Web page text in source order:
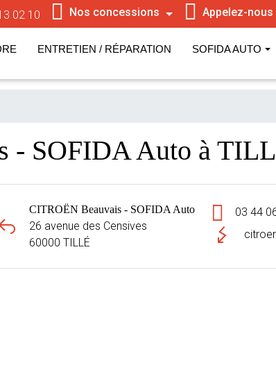
02 10 Nos concessions Appelez-nous
ENTRETIEN / RÉPARATION SOFIDA AUTO
- SOFIDA Auto à
CITROËN Beauvais - SOFIDA Auto
26 avenue des Censives
60000 TILLÉ
03 44